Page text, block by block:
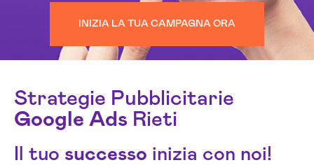
INIZIA LA TUA CAMPAGNA ORA
Strategie Pubblicitarie
Google Ads Rieti
Il tuo successo inizia con noi!